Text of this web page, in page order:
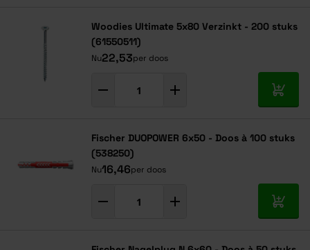
Woodies Ultimate 5x80 Verzinkt - 200 stuks
(61550511)
Nu22,53per doos
In
Fischer DUOPOWER 6x50 - Doos à 100 stuks
(538250)
Nu16,46per doos
In